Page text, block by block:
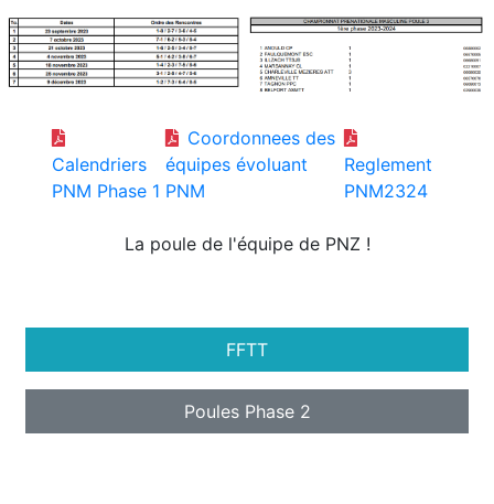
Calendriers
PNM Phase 1
Coordonnees des
équipes évoluant
PNM
Reglement
PNM2324
La poule de l'équipe de PNZ !
FFTT
Poules Phase 2